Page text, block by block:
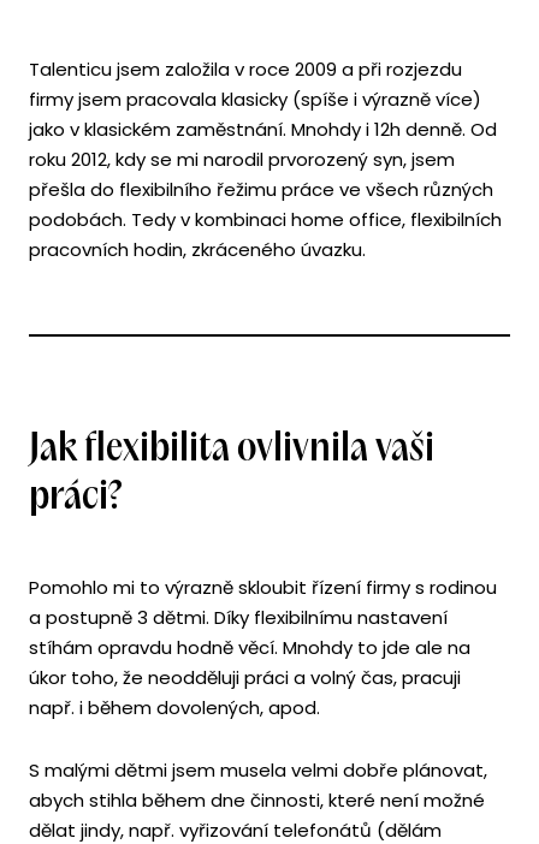
Talenticu jsem založila v roce 2009 a při rozjezdu
firmy jsem pracovala klasicky (spíše i výrazně více)
jako v klasickém zaměstnání. Mnohdy i 12h denně. Od
roku 2012, kdy se mi narodil prvorozený syn, jsem
přešla do flexibilního řežimu práce ve všech různých
podobách. Tedy v kombinaci home office, flexibilních
pracovních hodin, zkráceného úvazku.
Jak flexibilita ovlivnila vaši
práci?
Pomohlo mi to výrazně skloubit řízení firmy s rodinou
a postupně 3 dětmi. Díky flexibilnímu nastavení
stíhám opravdu hodně věcí. Mnohdy to jde ale na
úkor toho, že neodděluji práci a volný čas, pracuji
např. i během dovolených, apod.
S malými dětmi jsem musela velmi dobře plánovat,
abych stihla během dne činnosti, které není možné
dělat jindy, např. vyřizování telefonátů (dělám